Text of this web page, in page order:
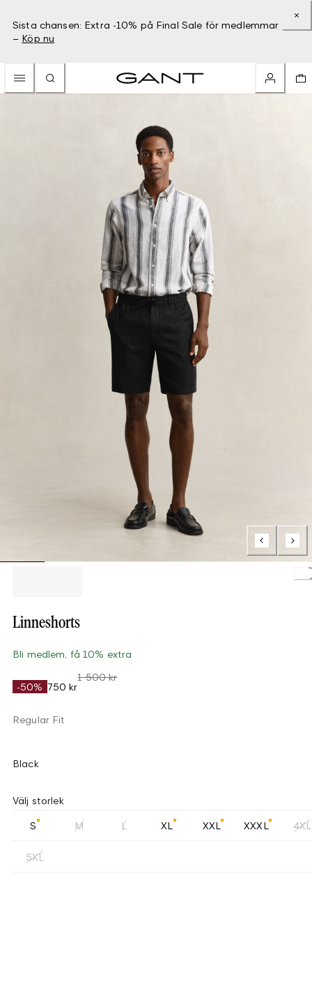
Sista chansen: Extra -10% på Final Sale för medlemmar
– Köp nu
Linneshorts
Bli medlem, få 10% extra
-50% 750 kr
1 500 kr
Regular Fit
Black
Välj storlek
S M L XL XXL XXXL 4XL
5XL